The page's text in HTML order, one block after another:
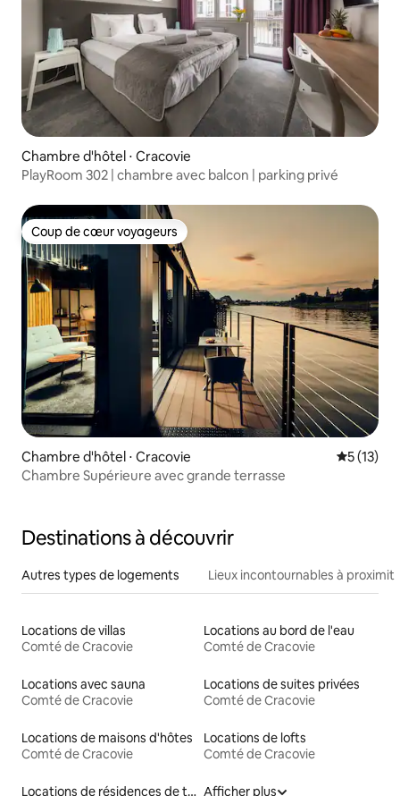
Chambre d'hôtel ⋅ Cracovie
PlayRoom 302 | chambre avec balcon | parking privé
Coup de cœur voyageurs
Coup de cœur voyageurs
Chambre d'hôtel ⋅ Cracovie
5 (13)
Chambre Supérieure avec grande terrasse
Destinations à découvrir
Autres types de logements Lieux incontournables à
Locations de villas
Comté de Cracovie
Locations au bord de l'eau
Comté de Cracovie
Locations avec sauna
Comté de Cracovie
Locations de suites privées
Comté de Cracovie
Locations de maisons d'hôtes
Comté de Cracovie
Locations de lofts
Comté de Cracovie
Locations de résidences de tourisme Afficher plus